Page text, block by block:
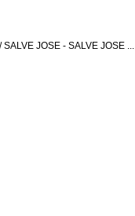
JOSE - SALVE JOSE ...